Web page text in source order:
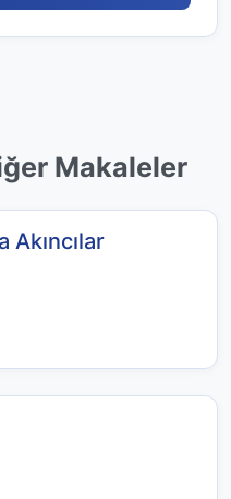
Makaleler
Akıncılar